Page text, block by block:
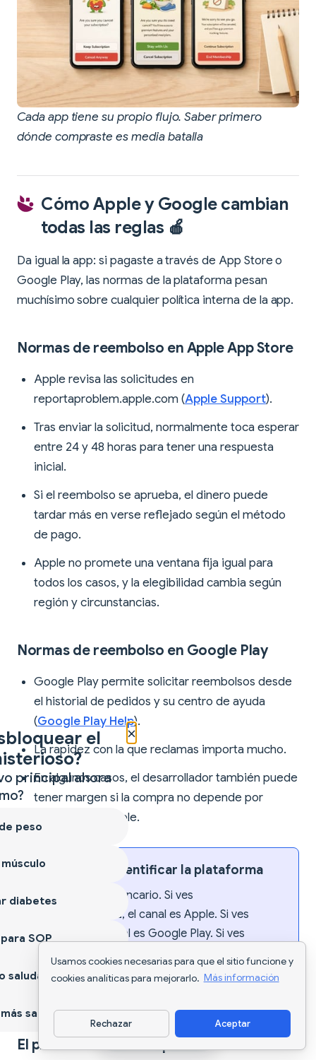
Usamos cookies necesarias para que el sitio funcione y
cookies analíticas para mejorarlo. Más información
Rechazar Aceptar
Cada app tiene su propio flujo. Saber primero
dónde compraste es media batalla
Cómo Apple y Google cambian
todas las reglas 🍎
Da igual la app: si pagaste a través de App Store o
Google Play, las normas de la plataforma pesan
muchísimo sobre cualquier política interna de la app.
Normas de reembolso en Apple App Store
Apple revisa las solicitudes en
reportaproblem.apple.com (Apple Support).
Tras enviar la solicitud, normalmente toca esperar
entre 24 y 48 horas para tener una respuesta
inicial.
Si el reembolso se aprueba, el dinero puede
tardar más en verse reflejado según el método
de pago.
Apple no promete una ventana fija igual para
todos los casos, y la elegibilidad cambia según
región y circunstancias.
Normas de reembolso en Google Play
Google Play permite solicitar reembolsos desde
el historial de pedidos y su centro de ayuda
(Google Play Help).
La rapidez con la que reclamas importa mucho.
En algunos casos, el desarrollador también puede
tener margen si la compra no depende por
completo de Apple.
Consejo para identificar la plataforma
Mira el extracto bancario. Si ves
APPLE.COM/BILL, el canal es Apple. Si ves
GOOGLE
*, el canal es Google Play. Si ves
procesada por Paddle. Eso te dice exactamente
El problema real de la plataforma
Descargar app
×
el
principal ahora
peso
diabetes
SOP
saludable
sano